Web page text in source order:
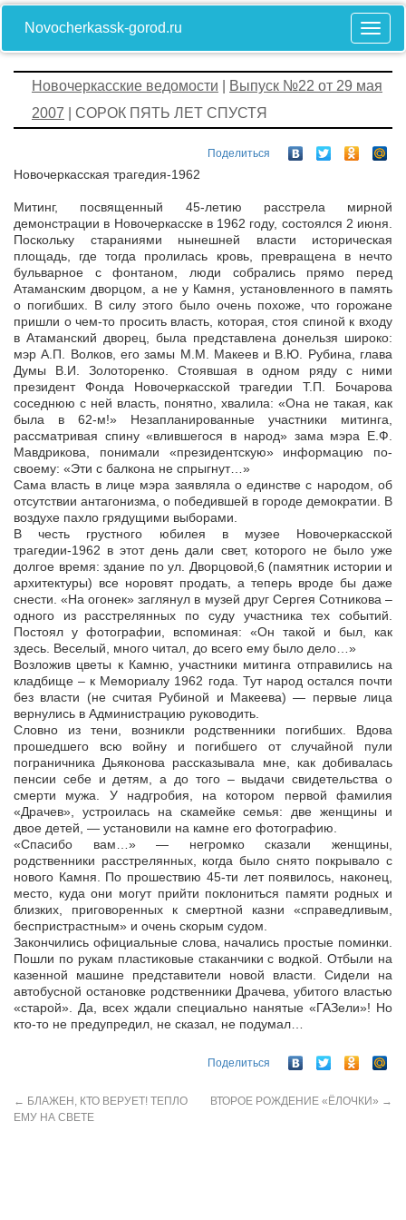
Novocherkassk-gorod.ru
Новочеркасские ведомости
Выпуск №22 от 29 мая
2007 | СОРОК ПЯТЬ ЛЕТ СПУСТЯ
Поделиться
Новочеркасская трагедия-1962
Митинг, посвященный 45-летию расстрела мирной
демонстрации в Новочеркасске в 1962 году, состоялся 2 июня.
Поскольку стараниями нынешней власти историческая
площадь, где тогда пролилась кровь, превращена в нечто
бульварное с фонтаном, люди собрались прямо перед
Атаманским дворцом, а не у Камня, установленного в память
о погибших. В силу этого было очень похоже, что горожане
пришли о чем-то просить власть, которая, стоя спиной к входу
в Атаманский дворец, была представлена донельзя широко:
мэр А.П. Волков, его замы М.М. Макеев и В.Ю. Рубина, глава
Думы В.И. Золоторенко. Стоявшая в одном ряду с ними
президент Фонда Новочеркасской трагедии Т.П. Бочарова
соседнюю с ней власть, понятно, хвалила: «Она не такая, как
была в 62-м!» Незапланированные участники митинга,
рассматривая спину «влившегося в народ» зама мэра Е.Ф.
Мавдрикова, понимали «президентскую» информацию по-
своему: «Эти с балкона не спрыгнут…»
Сама власть в лице мэра заявляла о единстве с народом, об
отсутствии антагонизма, о победившей в городе демократии. В
воздухе пахло грядущими выборами.
В честь грустного юбилея в музее Новочеркасской
трагедии-1962 в этот день дали свет, которого не было уже
долгое время: здание по ул. Дворцовой,6 (памятник истории и
архитектуры) все норовят продать, а теперь вроде бы даже
снести. «На огонек» заглянул в музей друг Сергея Сотникова –
одного из расстрелянных по суду участника тех событий.
Постоял у фотографии, вспоминая: «Он такой и был, как
здесь. Веселый, много читал, до всего ему было дело…»
Возложив цветы к Камню, участники митинга отправились на
кладбище – к Мемориалу 1962 года. Тут народ остался почти
без власти (не считая Рубиной и Макеева) — первые лица
вернулись в Администрацию руководить.
Словно из тени, возникли родственники погибших. Вдова
прошедшего всю войну и погибшего от случайной пули
пограничника Дьяконова рассказывала мне, как добивалась
пенсии себе и детям, а до того – выдачи свидетельства о
смерти мужа. У надгробия, на котором первой фамилия
«Драчев», устроилась на скамейке семья: две женщины и
двое детей, — установили на камне его фотографию.
«Спасибо вам…» — негромко сказали женщины,
родственники расстрелянных, когда было снято покрывало с
нового Камня. По прошествию 45-ти лет появилось, наконец,
место, куда они могут прийти поклониться памяти родных и
близких, приговоренных к смертной казни «справедливым,
беспристрастным» и очень скорым судом.
Закончились официальные слова, начались простые поминки.
Пошли по рукам пластиковые стаканчики с водкой. Отбыли на
казенной машине представители новой власти. Сидели на
автобусной остановке родственники Драчева, убитого властью
«старой». Да, всех ждали специально нанятые «ГАЗели»! Но
кто-то не предупредил, не сказал, не подумал…
Поделиться
← БЛАЖЕН, КТО ВЕРУЕТ! ТЕПЛО
ЕМУ НА СВЕТЕ
ВТОРОЕ РОЖДЕНИЕ «ЁЛОЧКИ» →